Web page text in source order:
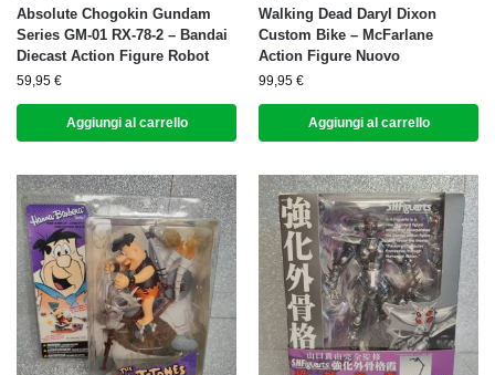
Absolute Chogokin Gundam
Series GM-01 RX-78-2 – Bandai
Diecast Action Figure Robot
59,95 €
Aggiungi al carrello
Walking Dead Daryl Dixon
Custom Bike – McFarlane
Action Figure Nuovo
99,95 €
Aggiungi al carrello